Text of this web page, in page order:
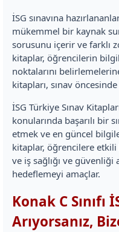
İSG sınavına
mükemmel bir kaynak
sorusunu içerir ve farklı
kitaplar, öğrencilerin
noktalarını
kitapları, sınav
İSG Türkiye Sınav
konularında başarılı bir
etmek ve en güncel
kitaplar, öğrencilere
ve iş sağlığı ve
hedeflemeyi amaçlar.
Konak C Sınıfı
Arıyorsanız,